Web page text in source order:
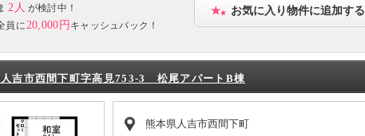
2人 が検討中！
員に20,000円 キャッシュバック！
お気に入り物件に追加する
吉市西間下町字高見753-3 松尾アパートB棟
熊本県人吉市西間下町